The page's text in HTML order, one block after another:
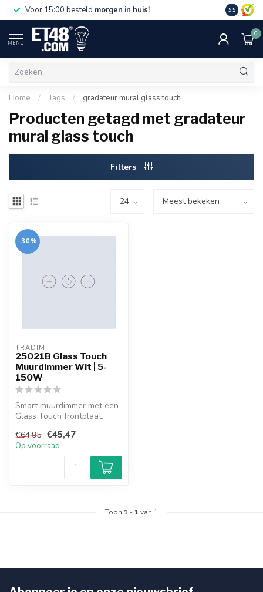
Voor 15:00 besteld morgen in huis! Gratis
€75,-.
9.5
MENU
0
Home / Tags / gradateur mural glass touch
Producten getagd met gradateur
mural glass touch
Filters
-30%
TRADIM
25021B Glass Touch
Muurdimmer Wit | 5-
150W
Smart muurdimmer met een
Glass Touch frontplaat.
w...
€64,95 €45,47
Op voorraad
Toon 1 - 1van 1